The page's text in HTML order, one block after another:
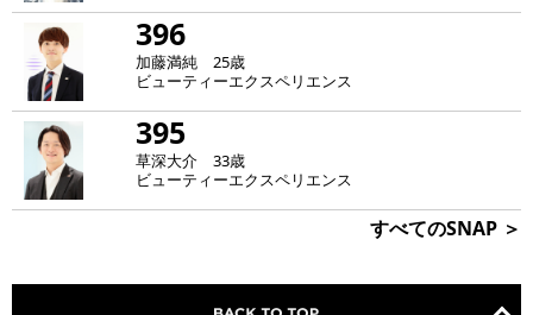
396
加藤満純 25歳
ビューティーエクスペリエンス
395
草深大介 33歳
ビューティーエクスペリエンス
すべてのSNAP ＞